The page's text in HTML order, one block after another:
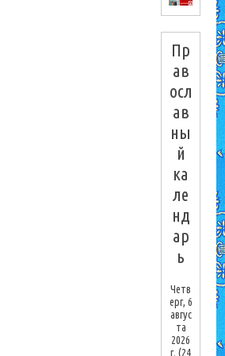
Пр
ав
осл
ав
ны
й
ка
ле
нд
ар
ь
Четв
ерг, 6
авгус
та
2026
г.(24